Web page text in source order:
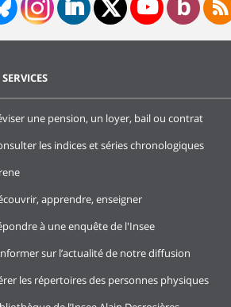
SERVICES
une pension, un loyer, bail ou contrat
les indices et séries chronologiques
apprendre, enseigner
à une enquête de l'Insee
sur l’actualité de notre diffusion
les répertoires des personnes physiques